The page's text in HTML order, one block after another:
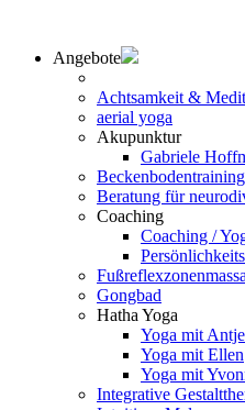
Angebote
Achtsamkeit &
aerial yoga
Akupunktur
Gabriele
Beckenbodentraining
Beratung für
Coaching
Coaching /
Gongbad
Hatha Yoga
Yoga mit Antje
Yoga mit Ellen
Yoga mit
Integrative